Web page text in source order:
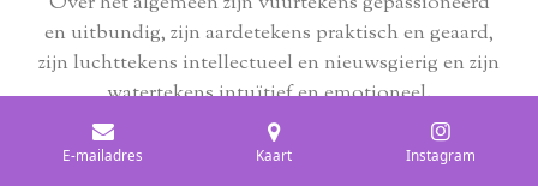
en uitbundig, zijn aardetekens praktisch en geaard,
zijn luchttekens intellectueel en nieuwsgierig en zijn
watertekens intuïtief en emotioneel.
E-mailadres Kaart Instagram